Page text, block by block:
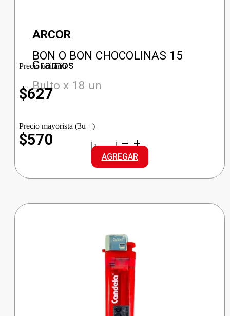
ARCOR
BON O BON CHOCOLINAS 15
Gramos
Bulto x 18 un
Precio unitario
$627
Precio mayorista (3u +)
$570
BON
O
BON
CHOCOLINAS
cantidad
AGREGAR